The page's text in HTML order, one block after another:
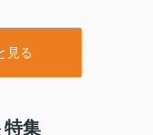
見る
集